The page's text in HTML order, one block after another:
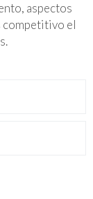
aspectos
competitivo el